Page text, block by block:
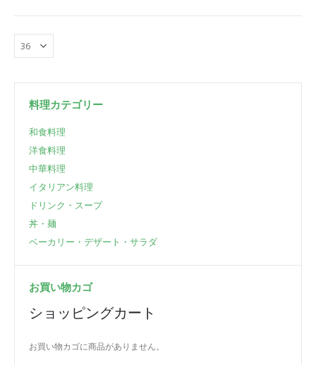
料理カテゴリー
和食料理
洋食料理
中華料理
イタリアン料理
ドリンク・スープ
丼・麺
ベーカリー・デザート・サラダ
お買い物カゴ
ショッピングカート
お買い物カゴに商品がありません。